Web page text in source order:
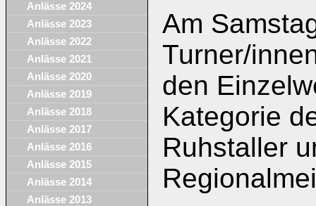
Anlässe 2024
Anlässe 2023
Anlässe 2022
Anlässe 2021
Anlässe 2020
Anlässe 2019
Anlässe 2018
Anlässe 2017
Anlässe 2016
Anlässe 2015
Anlässe 2014
Anlässe 2013
Am
Turner/
den
Kategorie
Ruhstaller